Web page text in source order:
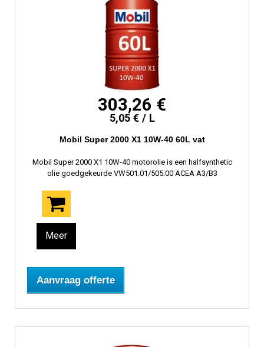
303,26 €
5,05 € / L
Mobil Super 2000 X1 10W-40 60L vat
Mobil Super 2000 X1 10W-40 motorolie is een halfsynthetic
olie goedgekeurde VW501.01/505.00 ACEA A3/B3
Meer
Aanvraag offerte